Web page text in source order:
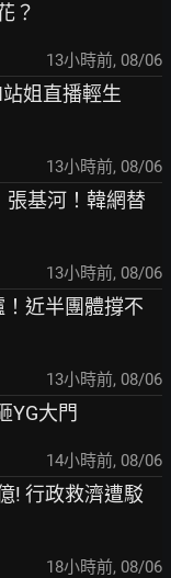
？
13小時前, 08/06
姐直播輕生
13小時前, 08/06
張基河！韓網替
13小時前, 08/06
！近半團體撐不
13小時前, 08/06
YG大門
14小時前, 08/06
! 行政救濟遭駁
18小時前, 08/06